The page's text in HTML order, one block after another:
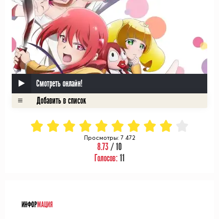
Смотреть онлайн!
Просмотры: 7 472
8.73/ 10
Голосов: 11
ИНФОРМАЦИЯ